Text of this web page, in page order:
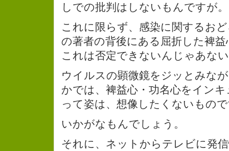
しでの批判はしないもんですが。
これに限らず、感染に関するお
の著者の背後にある屈折した裨
これは否定できないんじゃあな
ウイルスの顕微鏡をジッとみな
かでは、裨益心・功名心をイン
って姿は、想像したくないもの
いかがなもんでしょう。
それに、ネットからテレビに発